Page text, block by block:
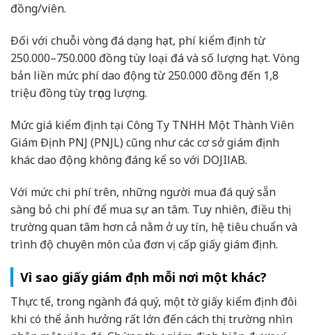
đồng/viên.
Đối với chuỗi vòng đá dạng hạt, phí kiểm định từ
250.000–750.000 đồng tùy loại đá và số lượng hạt. Vòng
bản liền mức phí dao động từ 250.000 đồng đến 1,8
triệu đồng tùy trọng lượng.
Mức giá kiểm định tại Công Ty TNHH Một Thành Viên
Giám Định PNJ (PNJL) cũng như các cơ sở giám định
khác dao động không đáng kể so với DOJIlAB.
Với mức chi phí trên, những người mua đá quý sẵn
sàng bỏ chi phí để mua sự an tâm. Tuy nhiên, điều thị
trường quan tâm hơn cả nằm ở uy tín, hệ tiêu chuẩn và
trình độ chuyên môn của đơn vị cấp giấy giám định.
Vì sao giấy giám định mỗi nơi một khác?
Thực tế, trong ngành đá quý, một tờ giấy kiểm định đôi
khi có thể ảnh hưởng rất lớn đến cách thị trường nhìn